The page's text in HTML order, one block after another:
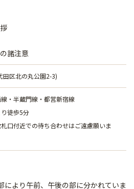
諸注意
田区北の丸公園2-3)
・半蔵門線・都営新宿線
り徒歩5分
口付近での待ち合わせはご遠慮願いま
により午前、午後の部に分かれていま